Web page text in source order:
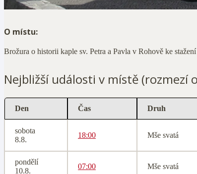
O místu:
Brožura o historii kaple sv. Petra a Pavla v Rohově ke stažení
Nejbližší události v místě (rozmezí
Den Čas Druh
sobota
8.8.
18:00 Mše svatá
pondělí
10.8.
07:00 Mše svatá